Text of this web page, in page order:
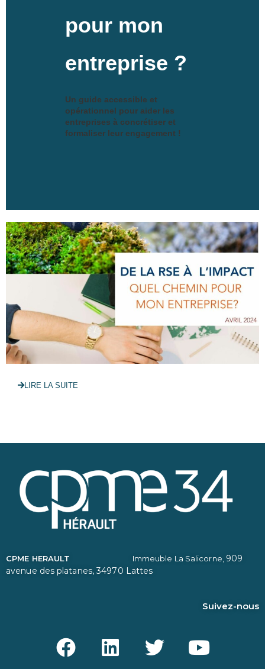
pour mon
entreprise ?
Un guide accessible et
opérationnel pour aider les
entreprises à concrétiser et
formaliser leur engagement !
LIRE LA SUITE
CPME HERAULT Immeuble La Salicorne, 909
avenue des platanes,34970 Lattes
Suivez-nous